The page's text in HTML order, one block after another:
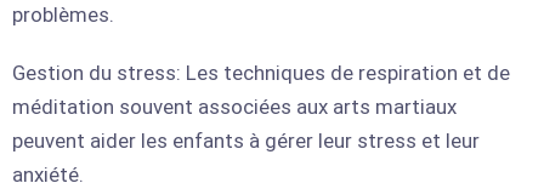
problèmes.
Gestion du stress: Les techniques de respiration et de
méditation souvent associées aux arts martiaux
peuvent aider les enfants à gérer leur stress et leur
anxiété.